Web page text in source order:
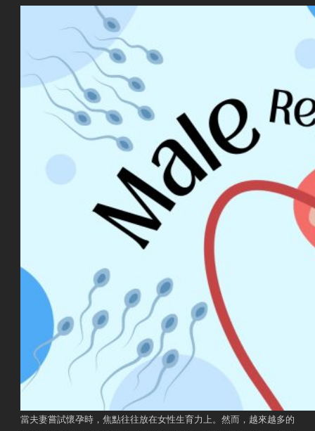
當夫妻嘗試懷孕時，焦點往往放在女性生育力上。然而，越來越多的